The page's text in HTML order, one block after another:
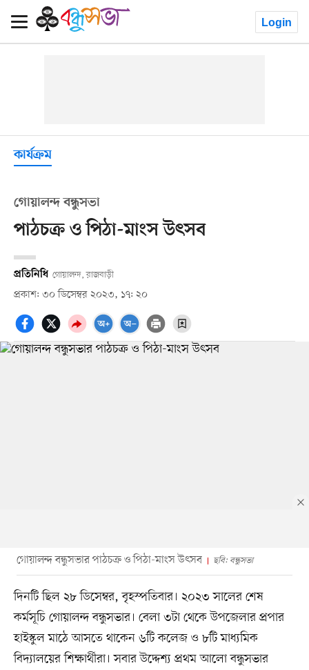
Login
কার্যক্রম
গোয়ালন্দ বন্ধুসভা
পাঠচক্র ও পিঠা-মাংস উৎসব
প্রতিনিধি গোয়ালন্দ, রাজবাড়ী
প্রকাশ: ৩০ ডিসেম্বর ২০২৩, ১৭: ২০
গোয়ালন্দ বন্ধুসভার পাঠচক্র ও পিঠা-মাংস উৎসব ছবি: বন্ধুসভা
দিনটি ছিল ২৮ ডিসেম্বর, বৃহস্পতিবার। ২০২৩ সালের শেষ
কর্মসূচি গোয়ালন্দ বন্ধুসভার। বেলা ৩টা থেকে উপজেলার প্রপার
হাইস্কুল মাঠে আসতে থাকেন ৬টি কলেজ ও ৮টি মাধ্যমিক
বিদ্যালয়ের শিক্ষার্থীরা। সবার উদ্দেশ্য প্রথম আলো বন্ধুসভার